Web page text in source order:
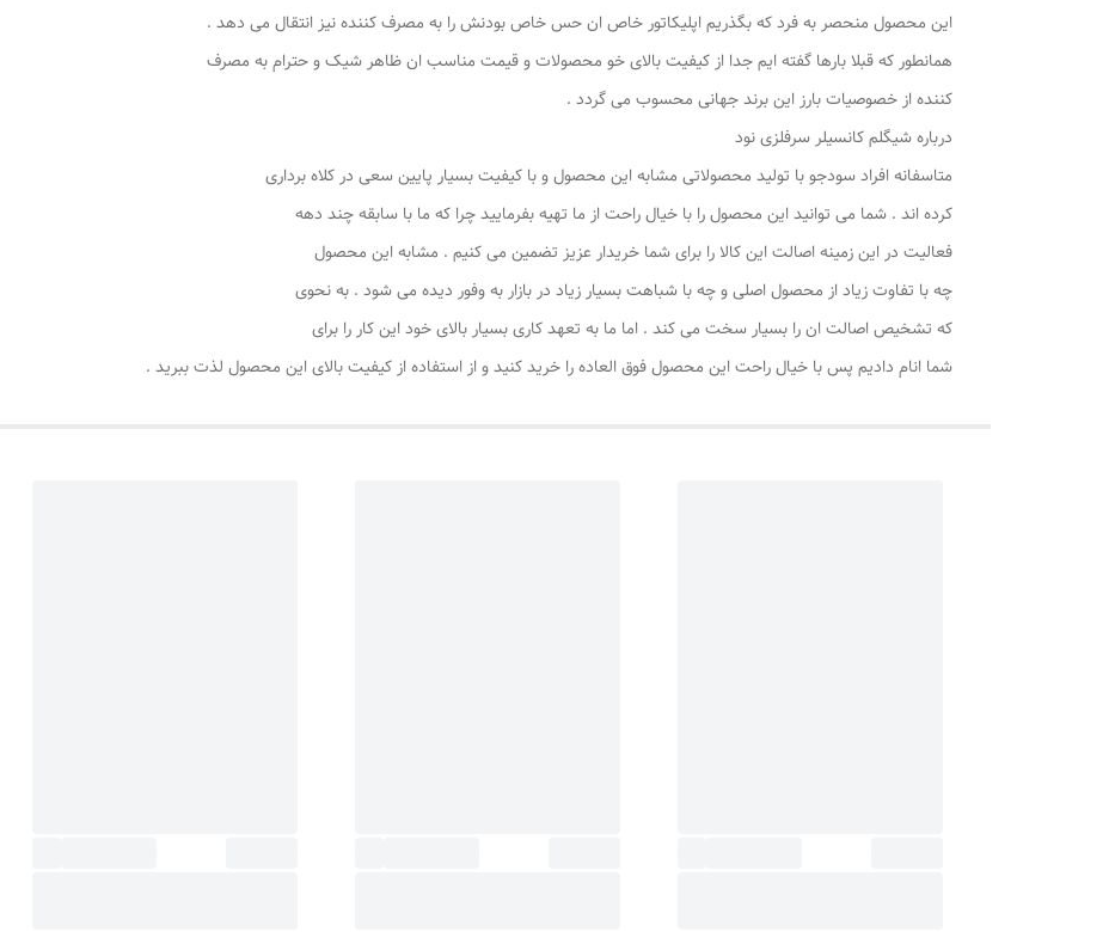
این محصول منحصر به فرد که بگذریم اپلیکاتور خاص ان حس خاص بودنش را به مصرف کننده نیز انتقال می دهد .
همانطور که قبلا بارها گفته ایم جدا از کیفیت بالای خو محصولات و قیمت مناسب ان ظاهر شیک و حترام به مصرف
کننده از خصوصیات بارز این برند جهانی محسوب می گردد .
درباره شیگلم کانسیلر سرفلزی نود
متاسفانه افراد سودجو با تولید محصولاتی مشابه این محصول و با کیفیت بسیار پایین سعی در کلاه برداری
کرده اند . شما می توانید این محصول را با خیال راحت از ما تهیه بفرمایید چرا که ما با سابقه چند دهه
فعالیت در این زمینه اصالت این کالا را برای شما خریدار عزیز تضمین می کنیم . مشابه این محصول
چه با تفاوت زیاد از محصول اصلی و چه با شباهت بسیار زیاد در بازار به وفور دیده می شود . به نحوی
که تشخیص اصالت ان را بسیار سخت می کند . اما ما به تعهد کاری بسیار بالای خود این کار را برای
شما انام دادیم پس با خیال راحت این محصول فوق العاده را خرید کنید و از استفاده از کیفیت بالای این محصول لذت ببرید .